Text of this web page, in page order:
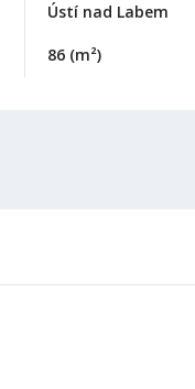
Ústí nad Labem
86 (m²)